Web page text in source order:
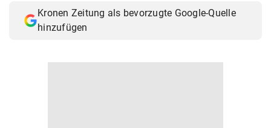
Muthgasse 2, 1190 Wien
Kronen Zeitung als bevorzugte Google-Quelle
hinzufügen